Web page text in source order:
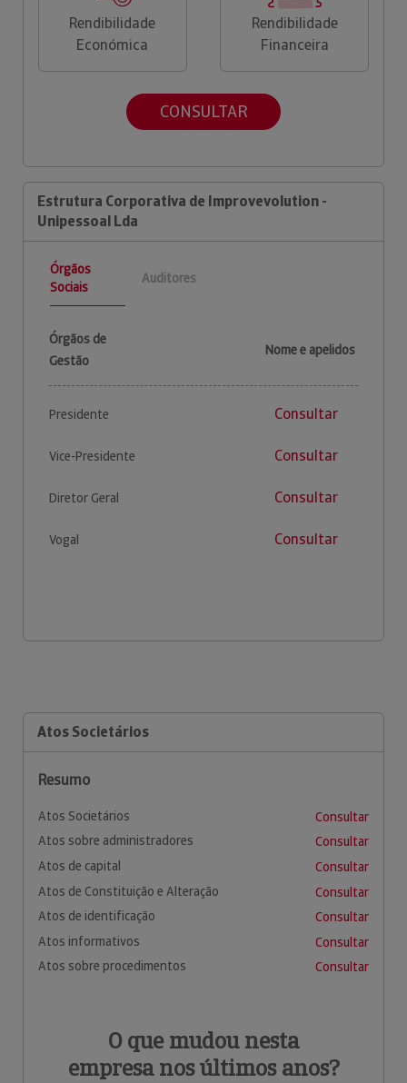
Rendibilidade
Económica
Rendibilidade
Financeira
CONSULTAR
Estrutura Corporativa de Improvevolution -
Unipessoal Lda
Órgãos
Sociais
Auditores
Órgãos de
Gestão
Nome e apelidos
Presidente Consultar
Vice-Presidente Consultar
Diretor Geral Consultar
Vogal Consultar
Atos Societários
Resumo
Atos Societários
Consultar
Atos sobre administradores
Consultar
Atos de capital
Consultar
Atos de Constituição e Alteração
Consultar
Atos de identificação
Consultar
Atos informativos
Consultar
Atos sobre procedimentos
Consultar
O que mudou nesta
empresa nos últimos anos?